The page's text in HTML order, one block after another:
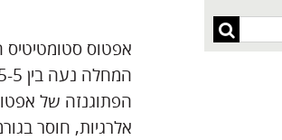
הפתוגנזה של
אלרגיות, חוסר